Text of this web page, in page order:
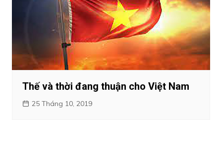
Thế và thời đang thuận cho Việt Nam
25 Tháng 10, 2019